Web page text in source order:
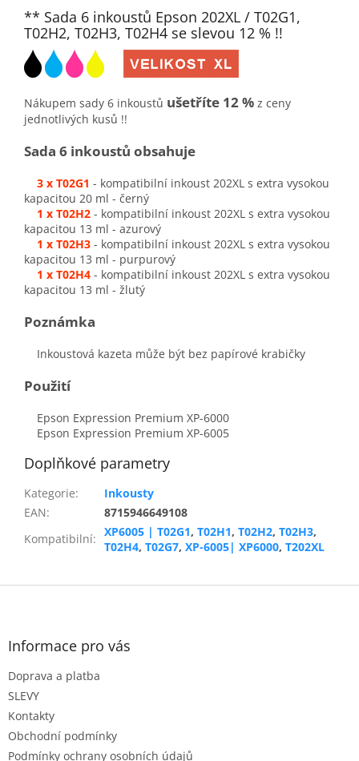
** Sada 6 inkoustů Epson 202XL / T02G1,
T02H2, T02H3, T02H4 se slevou 12 % !!
Nákupem sady 6 inkoustů ušetříte 12 % z ceny
jednotlivých kusů !!
Sada 6 inkoustů obsahuje
3 x T02G1 - kompatibilní inkoust 202XL s extra vysokou
kapacitou 20 ml - černý
1 x T02H2 - kompatibilní inkoust 202XL s extra vysokou
kapacitou 13 ml - azurový
1 x T02H3 - kompatibilní inkoust 202XL s extra vysokou
kapacitou 13 ml - purpurový
1 x T02H4 - kompatibilní inkoust 202XL s extra vysokou
kapacitou 13 ml - žlutý
Poznámka
Inkoustová kazeta může být bez papírové krabičky
Použití
Epson Expression Premium XP-6000
Epson Expression Premium XP-6005
Doplňkové parametry
Kategorie:
Inkousty
EAN:
8715946649108
Kompatibilní: XP6005 | T02G1, T02H1, T02H2, T02H3,
T02H4, T02G7, XP-6005| XP6000, T202XL
Z
Informace pro vás
Doprava a platba
SLEVY
Kontakty
Obchodní podmínky
Podmínky ochrany osobních údajů